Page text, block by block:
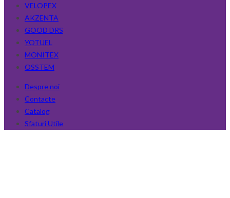
VELOPEX
AKZENTA
GOOD DRS
YOTUEL
MONITEX
OSSTEM
Despre noi
Contacte
Catalog
Sfaturi Utile